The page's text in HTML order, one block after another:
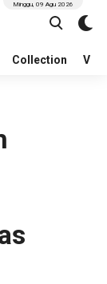
Collection
Minggu, 09 Agu 2026